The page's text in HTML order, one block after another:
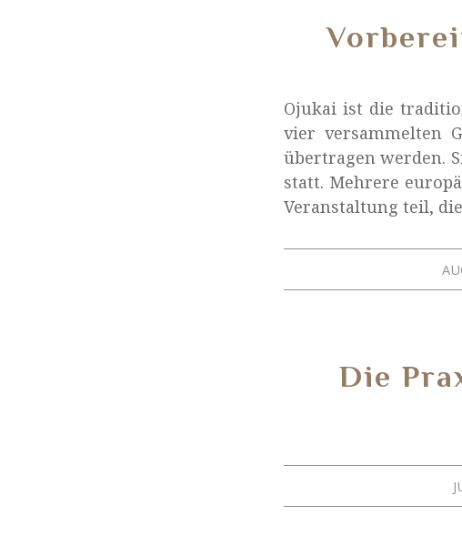
Ojukai ist die
vier versammelten
übertragen werden.
statt. Mehrere
Veranstaltung teil,
Die